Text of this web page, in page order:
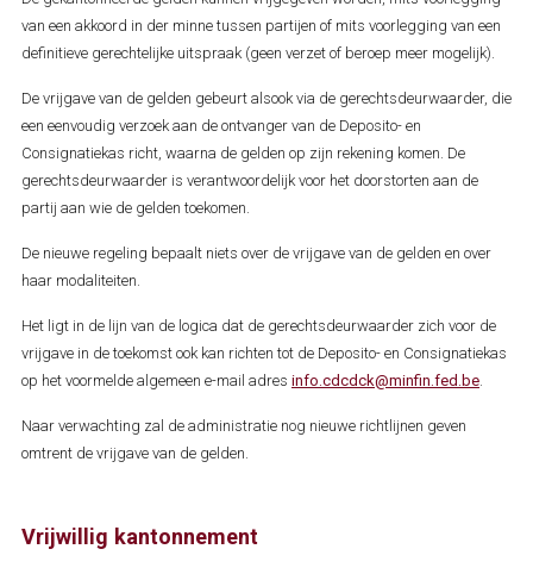
van een akkoord in der minne tussen partijen of mits voorlegging van een
definitieve gerechtelijke uitspraak (geen verzet of beroep meer mogelijk).
De vrijgave van de gelden gebeurt alsook via de gerechtsdeurwaarder, die
een eenvoudig verzoek aan de ontvanger van de Deposito- en
Consignatiekas richt, waarna de gelden op zijn rekening komen. De
gerechtsdeurwaarder is verantwoordelijk voor het doorstorten aan de
partij aan wie de gelden toekomen.
De nieuwe regeling bepaalt niets over de vrijgave van de gelden en over
haar modaliteiten.
Het ligt in de lijn van de logica dat de gerechtsdeurwaarder zich voor de
vrijgave in de toekomst ook kan richten tot de Deposito- en Consignatiekas
op het voormelde algemeen e-mail adres info.cdcdck@minfin.fed.be.
Naar verwachting zal de administratie nog nieuwe richtlijnen geven
omtrent de vrijgave van de gelden.
Vrijwillig kantonnement